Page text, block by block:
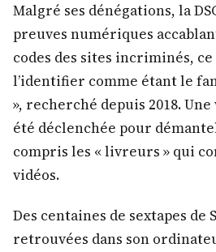
Malgré ses dénégations, la
preuves numériques
codes des sites incriminés,
l’identifier comme étant le
», recherché depuis 2018.
été déclenchée pour
compris les « livreurs » qui
vidéos.
Des centaines de sextapes de
retrouvées dans son